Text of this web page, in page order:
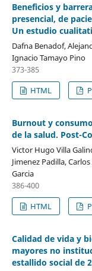
Beneficios y
presencial, de
Un estudio
Dafna Benadof,
Ignacio Tamayo Pino
373-385
HTML
Burnout y
de la salud. Post-
Victor Hugo Villa
Jimenez Padilla,
Garcia
386-400
HTML
Calidad de vida y
mayores no
estallido social de